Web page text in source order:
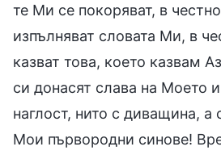
те Ми се покоряват, в
изпълняват словата Ми, в
казват това, което казвам
си донасят слава на Моето
наглост, нито с диващина, а
Мои първородни синове!